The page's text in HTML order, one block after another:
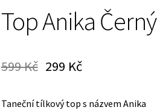
Top Anika Černý
599Kč 299 Kč
Taneční tílkový top s názvem Anika